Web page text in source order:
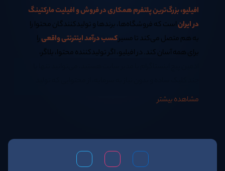
افیلیو، بزرگ‌ترین پلتفرم همکاری در فروش و افیلیت مارکتینگ
در ایراناست که فروشگاه‌ها، برندها و تولیدکنندگان محتوا را
به هم متصل می‌کند تا مسیرکسب درآمد اینترنتی واقعیرا
برای همه آسان کند. در افیلیو، اگر تولیدکننده محتوا، بلاگر،
می‌کنیدکسب درآمد اینترنتی در خانه
پاسخ هر دو سؤال در افیلیو نهفته است. ما به شما آموزش
مشاهده بیشتر